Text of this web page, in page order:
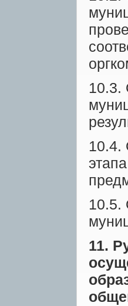
10.3.
10.4.
10.5.
11.